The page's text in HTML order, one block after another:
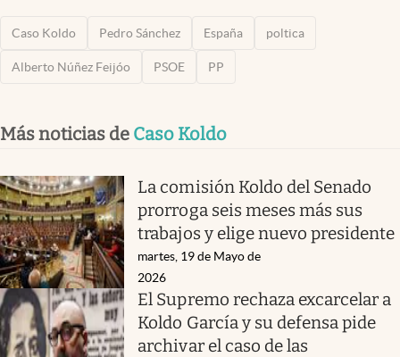
Caso Koldo Pedro Sánchez España poltica
Alberto Núñez Feijóo PSOE PP
Más noticias de Caso Koldo
La comisión Koldo del Senado
prorroga seis meses más sus
trabajos y elige nuevo presidente
martes, 19 de Mayo de
2026
El Supremo rechaza excarcelar a
Koldo García y su defensa pide
archivar el caso de las